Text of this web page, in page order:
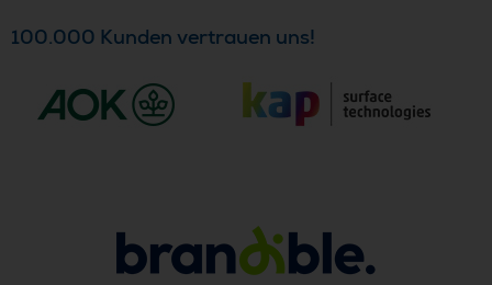
100.000 Kunden vertrauen uns!